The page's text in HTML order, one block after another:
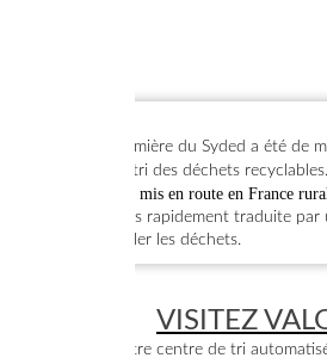
La mission première du Syded a été de
développer le tri des déchets recyclables.
a été le premier mis en route en France
Lotois s’est très rapidement traduite
l’idée de recycler les déchets.
VISITEZ
notre centre de tri